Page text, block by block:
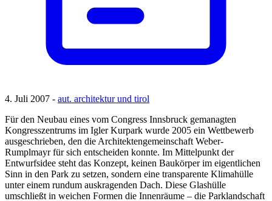
4. Juli 2007 - aut. architektur und tirol
Für den Neubau eines vom Congress Innsbruck gemanagten
Kongresszentrums im Igler Kurpark wurde 2005 ein Wettbewerb
ausgeschrieben, den die Architektengemeinschaft Weber-
Rumplmayr für sich entscheiden konnte. Im Mittelpunkt der
Entwurfsidee steht das Konzept, keinen Baukörper im eigentlichen
Sinn in den Park zu setzen, sondern eine transparente Klimahülle
unter einem rundum auskragenden Dach. Diese Glashülle
umschließt in weichen Formen die Innenräume – die Parklandschaft